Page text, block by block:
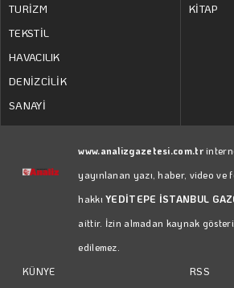
TURİZM
TEKSTİL
HAVACILIK
DENİZCİLİK
SANAYİ
KİTAP
www.analizgazetesi.com.tr
yayınlanan yazı, haber, video
hakkıYEDİTEPE İSTANBUL
aittir. İzin almadan kaynak
edilemez.
KÜNYE
RSS